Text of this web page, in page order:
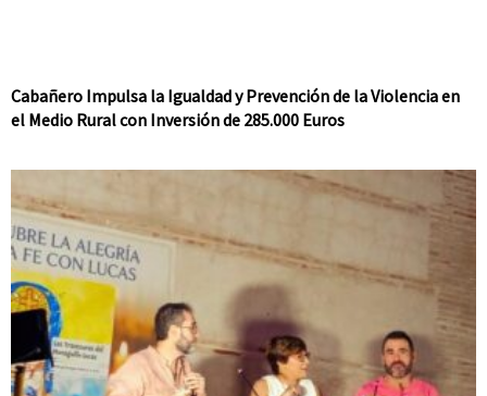
Cabañero Impulsa la Igualdad y Prevención de la Violencia en
el Medio Rural con Inversión de 285.000 Euros